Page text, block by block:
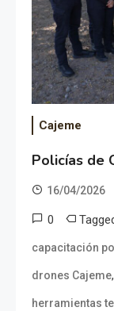
Cajeme
Policías de
16/04/2026
0
capacitación
drones Cajeme,
herramientas